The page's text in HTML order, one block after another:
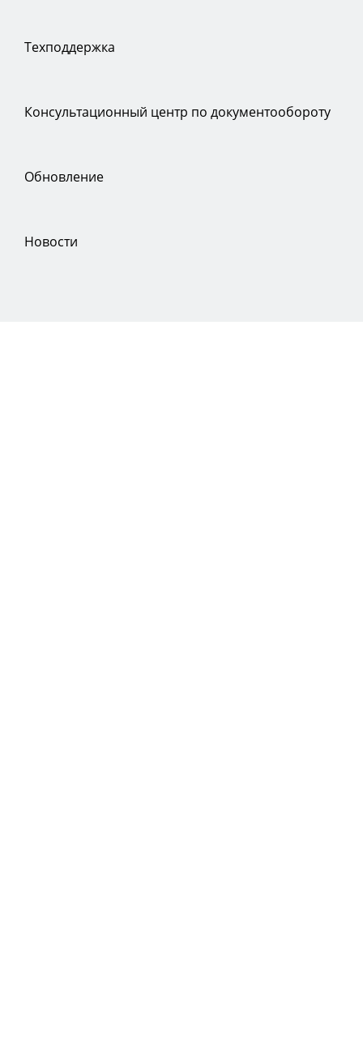
Техподдержка
Консультационный центр по документообороту
Обновление
Новости